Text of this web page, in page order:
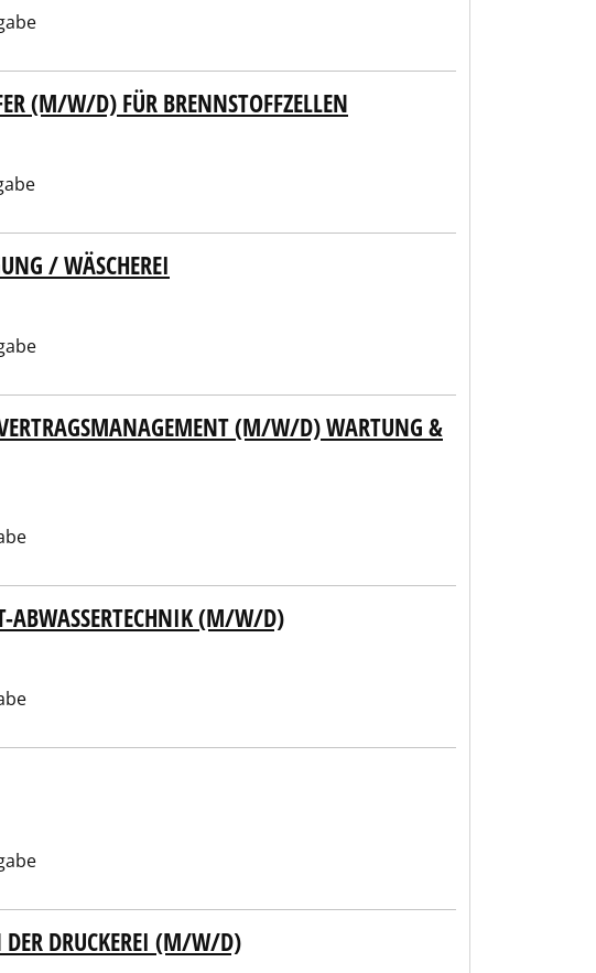
(M/W/D) FÜR BRENNSTOFFZELLEN
/ WÄSCHEREI
(M/W/D) WARTUNG &
ABWASSERTECHNIK (M/W/D)
DRUCKEREI (M/W/D)